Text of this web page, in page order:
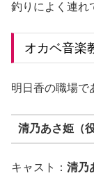
釣りによく連れ
オカベ音楽
明日香の職場で
清乃あさ姫（
キャスト： 清乃